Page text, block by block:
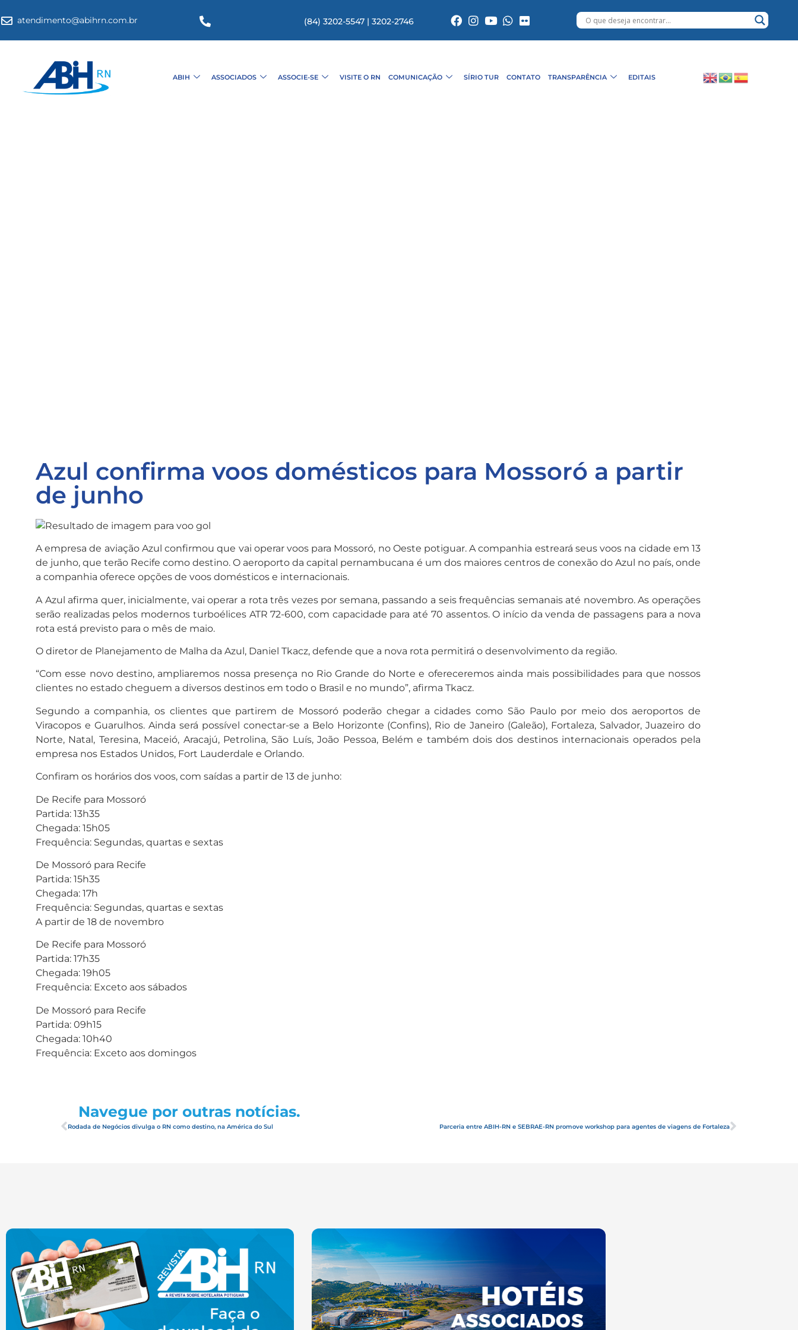
atendimento@abihrn.com.br (84) 3202-5547 | 3202-2746
ABIH ASSOCIADOS ASSOCIE-SE VISITE O RN COMUNICAÇÃO SÍRIO TUR CONTATO TRANSPARÊNCIA EDITAIS
Azul confirma voos domésticos para Mossoró a partir
de junho
A empresa de aviação Azul confirmou que vai operar voos para Mossoró, no Oeste potiguar. A companhia estreará seus voos na cidade em 13
de junho, que terão Recife como destino. O aeroporto da capital pernambucana é um dos maiores centros de conexão do Azul no país, onde
a companhia oferece opções de voos domésticos e internacionais.
A Azul afirma quer, inicialmente, vai operar a rota três vezes por semana, passando a seis frequências semanais até novembro. As operações
serão realizadas pelos modernos turboélices ATR 72-600, com capacidade para até 70 assentos. O início da venda de passagens para a nova
rota está previsto para o mês de maio.
O diretor de Planejamento de Malha da Azul, Daniel Tkacz, defende que a nova rota permitirá o desenvolvimento da região.
“Com esse novo destino, ampliaremos nossa presença no Rio Grande do Norte e ofereceremos ainda mais possibilidades para que nossos
clientes no estado cheguem a diversos destinos em todo o Brasil e no mundo”, afirma Tkacz.
Segundo a companhia, os clientes que partirem de Mossoró poderão chegar a cidades como São Paulo por meio dos aeroportos de
Viracopos e Guarulhos. Ainda será possível conectar-se a Belo Horizonte (Confins), Rio de Janeiro (Galeão), Fortaleza, Salvador, Juazeiro do
Norte, Natal, Teresina, Maceió, Aracajú, Petrolina, São Luís, João Pessoa, Belém e também dois dos destinos internacionais operados pela
empresa nos Estados Unidos, Fort Lauderdale e Orlando.
Confiram os horários dos voos, com saídas a partir de 13 de junho:
De Recife para Mossoró
Partida: 13h35
Chegada: 15h05
Frequência: Segundas, quartas e sextas
De Mossoró para Recife
Partida: 15h35
Chegada: 17h
Frequência: Segundas, quartas e sextas
A partir de 18 de novembro
De Recife para Mossoró
Partida: 17h35
Chegada: 19h05
Frequência: Exceto aos sábados
De Mossoró para Recife
Partida: 09h15
Chegada: 10h40
Frequência: Exceto aos domingos
Navegue por outras notícias.
Rodada de Negócios divulga o RN como destino, na América do Sul Parceria entre ABIH-RN e SEBRAE-RN promove workshop para agentes de viagens de Fortaleza